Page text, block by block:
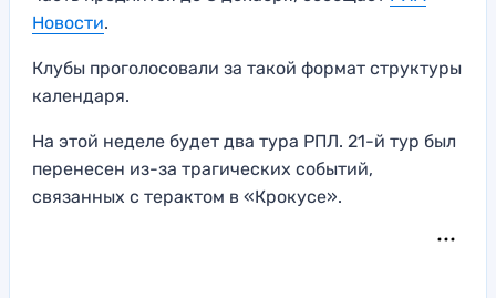
Новости.
Клубы проголосовали за такой формат структуры
календаря.
На этой неделе будет два тура РПЛ. 21-й тур был
перенесен из-за трагических событий,
связанных с терактом в «Крокусе».